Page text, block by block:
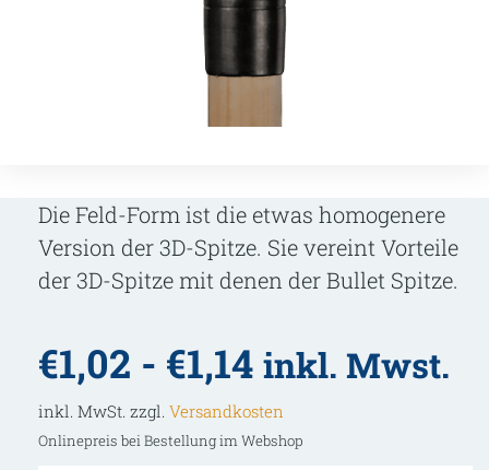
Die Feld-Form ist die etwas homogenere
Version der 3D-Spitze. Sie vereint Vorteile
der 3D-Spitze mit denen der Bullet Spitze.
€1,02 - €1,14 inkl. Mwst.
inkl. MwSt. zzgl. Versandkosten
Onlinepreis bei Bestellung im Webshop